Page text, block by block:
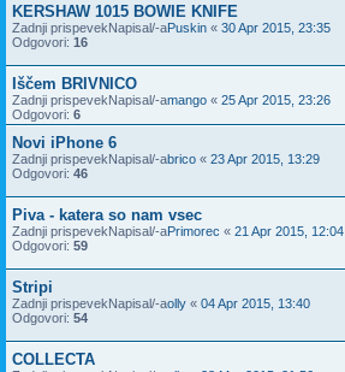
KERSHAW 1015 BOWIE KNIFE
Zadnji prispevekNapisal/-aPuskin « 30 Apr 2015, 23:35
Odgovori: 16
Iščem BRIVNICO
Zadnji prispevekNapisal/-amango « 25 Apr 2015, 23:26
Odgovori: 6
Novi iPhone 6
Zadnji prispevekNapisal/-abrico « 23 Apr 2015, 13:29
Odgovori: 46
Piva - katera so nam vsec
Zadnji prispevekNapisal/-aPrimorec « 21 Apr 2015, 12:04
Odgovori: 59
Stripi
Zadnji prispevekNapisal/-aolly « 04 Apr 2015, 13:40
Odgovori: 54
COLLECTA